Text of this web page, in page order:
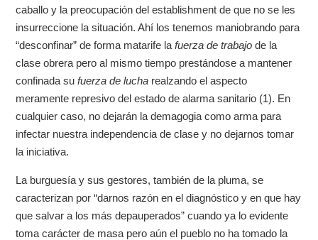
caballo y la preocupación del establishment de que no se les
insurreccione la situación. Ahí los tenemos maniobrando para
“desconfinar” de forma matarife la fuerza de trabajode la
clase obrera pero al mismo tiempo prestándose a mantener
confinada su fuerza de lucharealzando el aspecto
meramente represivo del estado de alarma sanitario (1). En
cualquier caso, no dejarán la demagogia como arma para
infectar nuestra independencia de clase y no dejarnos tomar
la iniciativa.
La burguesía y sus gestores, también de la pluma, se
caracterizan por “darnos razón en el diagnóstico y en que hay
que salvar a los más depauperados” cuando ya lo evidente
toma carácter de masa pero aún el pueblo no ha tomado la